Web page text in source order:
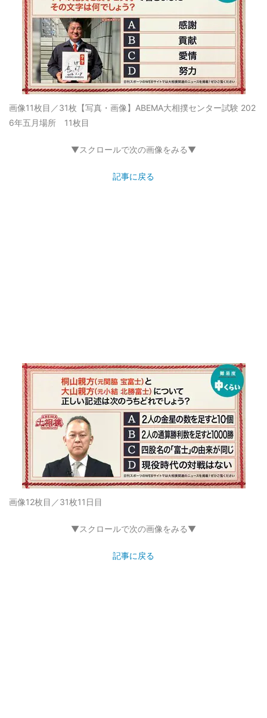
画像11枚目／31枚 【写真・画像】ABEMA大相撲センター試験 202
6年五月場所 11枚目
▼スクロールで次の画像をみる▼
記事に戻る
画像12枚目／31枚11日目
▼スクロールで次の画像をみる▼
記事に戻る